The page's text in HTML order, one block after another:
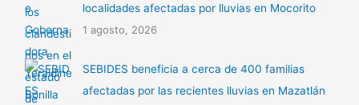
localidades afectadas por lluvias en Mocorito
1 agosto, 2026
SEBIDES beneficia a cerca de 400 familias
afectadas por las recientes lluvias en Mazatlán